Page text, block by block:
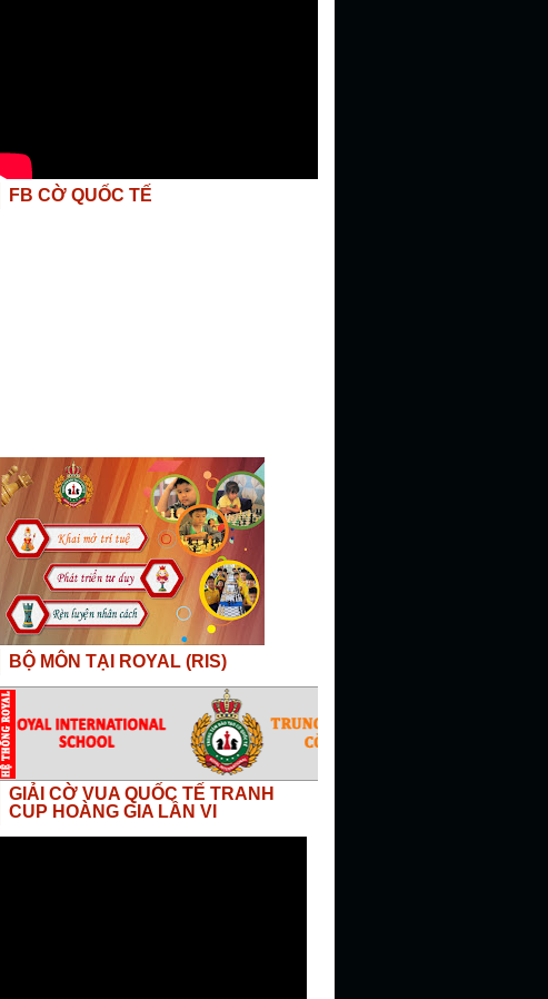
FB CỜ QUỐC TẾ
BỘ MÔN TẠI ROYAL (RIS)
GIẢI CỜ VUA QUỐC TẾ TRANH
CUP HOÀNG GIA LẦN VI